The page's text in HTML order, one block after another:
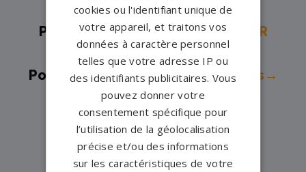
Pompes funèbres - Cadillac→
Pompes funèbres -GIRONDE SUR
DROPT→
Pompes funèbres -Gujan-Mestras→
Pompes funèbres -La Réole→
Pompes funèbres -LACANAU
OCEAN→
Pompes funèbres -Léognan→
cookies ou l'identifiant unique de
votre appareil, et traitons vos
données à caractère personnel
telles que votre adresse IP ou
des identifiants publicitaires. Vous
pouvez donner votre
consentement spécifique pour
l’utilisation de la géolocalisation
précise et/ou des informations
sur les caractéristiques de votre